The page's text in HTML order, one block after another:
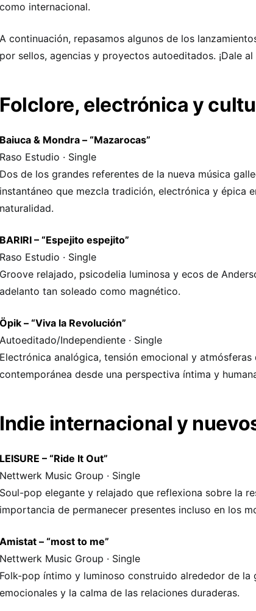
como internacional.
A continuación, repasamos algunos de los
por sellos, agencias y proyectos autoeditados. ¡Dale al
Folclore, electrónica y
Baiuca & Mondra – “Mazarocas”
Raso Estudio · Single
Dos de los grandes referentes de la nueva música
instantáneo que mezcla tradición, electrónica y épica
naturalidad.
BARIRI – “Espejito espejito”
Raso Estudio · Single
Groove relajado, psicodelia luminosa y ecos de
adelanto tan soleado como magnético.
Öpik – “Viva la Revolución”
Autoeditado/Independiente · Single
Electrónica analógica, tensión emocional y
contemporánea desde una perspectiva íntima y
Indie internacional y
LEISURE – “Ride It Out”
Nettwerk Music Group · Single
Soul-pop elegante y relajado que reflexiona sobre la
importancia de permanecer presentes incluso en los
Amistat – “most to me”
Nettwerk Music Group · Single
Folk-pop íntimo y luminoso construido alrededor de la
emocionales y la calma de las relaciones duraderas.